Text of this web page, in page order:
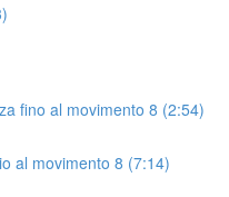
fino al movimento 8 (2:54)
al movimento 8 (7:14)